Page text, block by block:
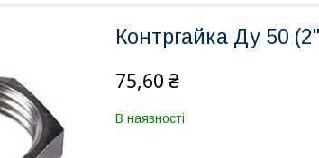
Контргайка Ду 50
75,60 ₴
В наявності